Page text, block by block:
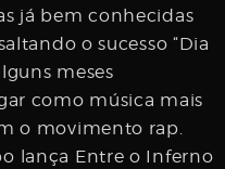
já bem conhecidas
o sucesso “Dia
meses
como música mais
o movimento rap.
lança Entre o Inferno